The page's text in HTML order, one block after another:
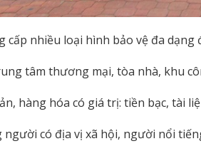
cấp nhiều loại hình bảo vệ đa
tâm thương mại, tòa nhà, khu
hàng hóa có giá trị: tiền bạc, tài
có địa vị xã hội, người nổi